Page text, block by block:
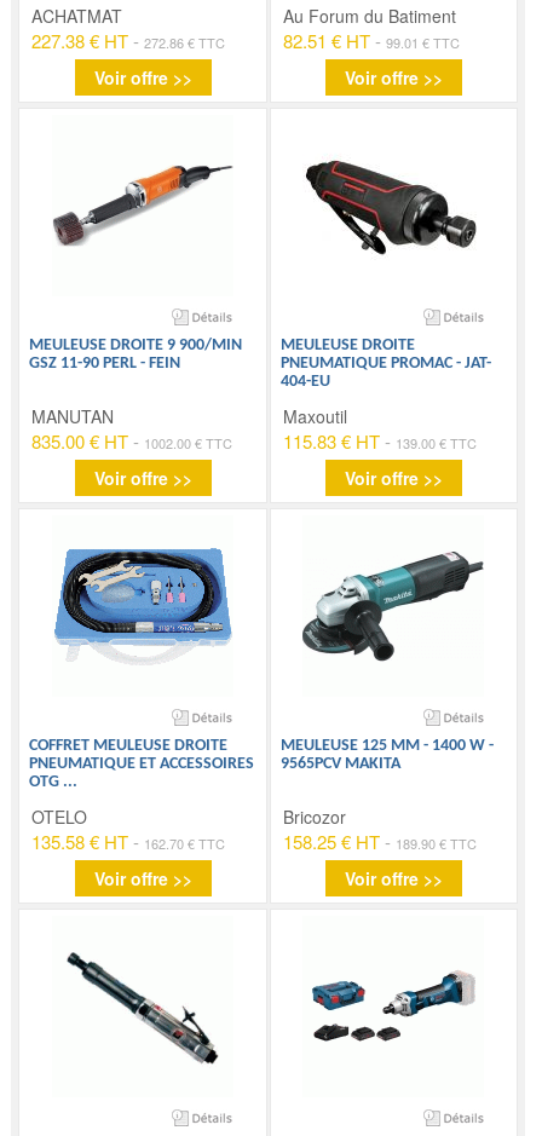
ACHATMAT
227.38 € HT -272.86 € TTC
Voir offre >>
Au Forum du Batiment
82.51 € HT- 99.01 € TTC
Voir offre >>
MEULEUSE DROITE 9 900/MIN
GSZ 11-90 PERL - FEIN
MANUTAN
835.00 € HT - 1002.00 € TTC
Voir offre >>
MEULEUSE DROITE
PNEUMATIQUE PROMAC - JAT-
404-EU
Maxoutil
115.83 € HT- 139.00 € TTC
Voir offre >>
COFFRET MEULEUSE DROITE
PNEUMATIQUE ET ACCESSOIRES
OTG ...
OTELO
135.58 € HT - 162.70 € TTC
Voir offre >>
MEULEUSE 125 MM - 1400 W -
9565PCV MAKITA
Bricozor
158.25 € HT- 189.90 € TTC
Voir offre >>